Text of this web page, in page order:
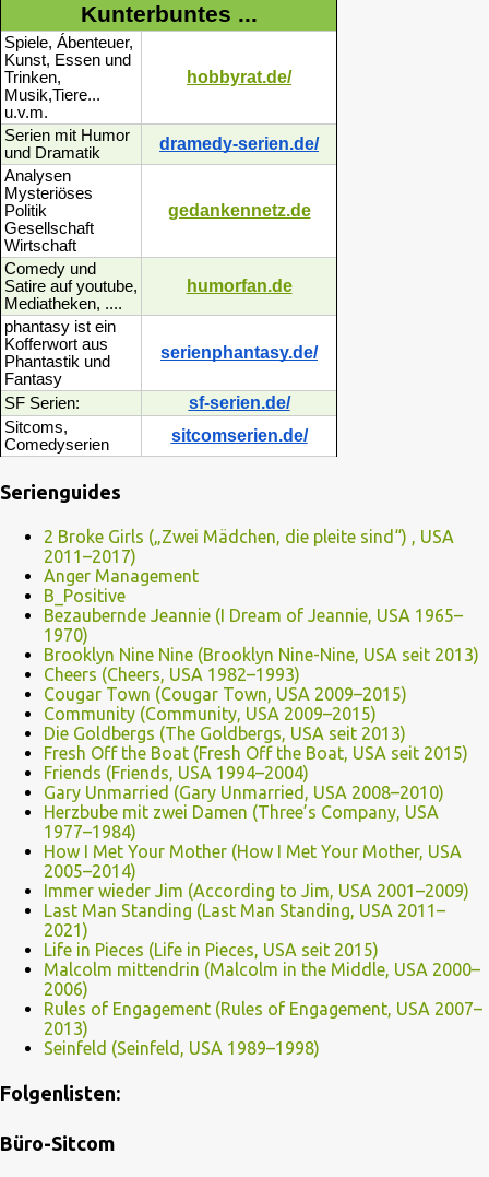
Kunterbuntes ...
Spiele, Ábenteuer,
Kunst, Essen und
Trinken,
Musik,Tiere...
u.v.m.
hobbyrat.de/
Serien mit Humor
und Dramatik
dramedy-serien.de/
Analysen
Mysteriöses
Politik
Gesellschaft
Wirtschaft
gedankennetz.de
Comedy und
Satire auf youtube,
Mediatheken, ....
humorfan.de
phantasy ist ein
Kofferwort aus
Phantastik und
Fantasy
serienphantasy.de/
SF Serien: sf-serien.de/
Sitcoms,
Comedyserien
sitcomserien.de/
Serienguides
2 Broke Girls („Zwei Mädchen, die pleite sind“) , USA
2011–2017)
Anger Management
B_Positive
Bezaubernde Jeannie (I Dream of Jeannie, USA 1965–
1970)
Brooklyn Nine Nine (Brooklyn Nine-Nine, USA seit 2013)
Cheers (Cheers, USA 1982–1993)
Cougar Town (Cougar Town, USA 2009–2015)
Community (Community, USA 2009–2015)
Die Goldbergs (The Goldbergs, USA seit 2013)
Fresh Off the Boat (Fresh Off the Boat, USA seit 2015)
Friends (Friends, USA 1994–2004)
Gary Unmarried (Gary Unmarried, USA 2008–2010)
Herzbube mit zwei Damen (Three’s Company, USA
1977–1984)
How I Met Your Mother (How I Met Your Mother, USA
2005–2014)
Immer wieder Jim (According to Jim, USA 2001–2009)
Last Man Standing (Last Man Standing, USA 2011–
2021)
Life in Pieces (Life in Pieces, USA seit 2015)
Malcolm mittendrin (Malcolm in the Middle, USA 2000–
2006)
Rules of Engagement (Rules of Engagement, USA 2007–
2013)
Seinfeld (Seinfeld, USA 1989–1998)
Folgenlisten:
Büro-Sitcom